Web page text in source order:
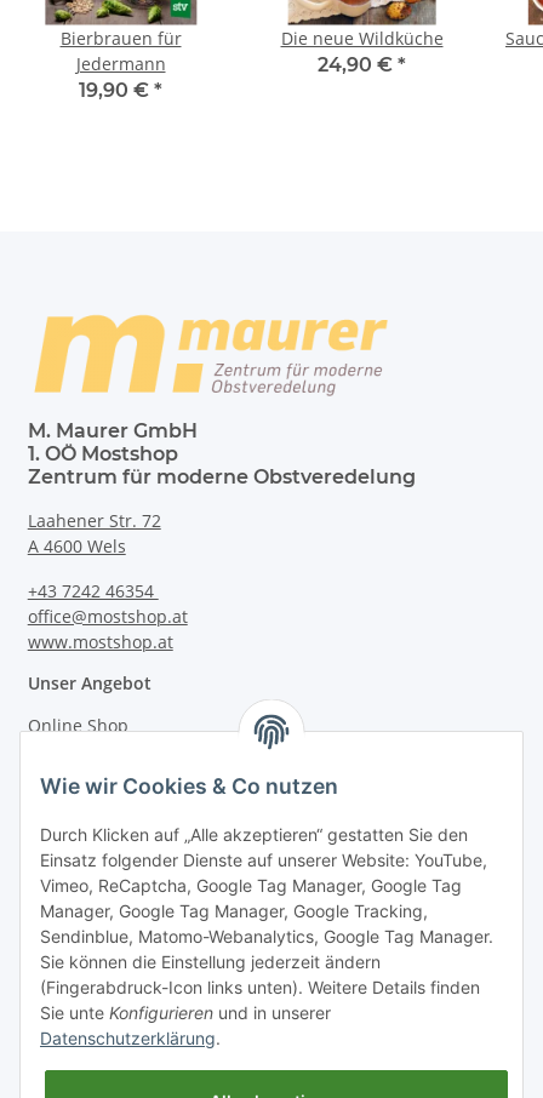
Bierbrauen für
Jedermann
19,90 € *
Die neue Wildküche
24,90 € *
M. Maurer GmbH
1. OÖ Mostshop
Zentrum für moderne Obstveredelung
Laahener Str. 72
A 4600 Wels
+43 7242 46354
office@mostshop.at
www.mostshop.at
Unser Angebot
Online Shop
Informationen
Gesetzliche Informationen
Wie wir Cookies & Co nutzen
Durch Klicken auf „Alle akzeptieren“ gestatten Sie den
Einsatz folgender Dienste auf unserer Website: YouTube,
Vimeo, ReCaptcha, Google Tag Manager, Google Tag
Manager, Google Tag Manager, Google Tracking,
Sendinblue, Matomo-Webanalytics, Google Tag Manager.
Sie können die Einstellung jederzeit ändern
(Fingerabdruck-Icon links unten). Weitere Details finden
Sie unte Konfigurieren und in unserer
Datenschutzerklärung.